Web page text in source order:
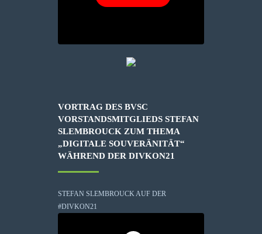
VORTRAG DES BVSC
VORSTANDSMITGLIEDS STEFAN
SLEMBROUCK ZUM THEMA
„DIGITALE SOUVERÄNITÄT“
WÄHREND DER DIVKON21
STEFAN SLEMBROUCK AUF DER
#DIVKON21